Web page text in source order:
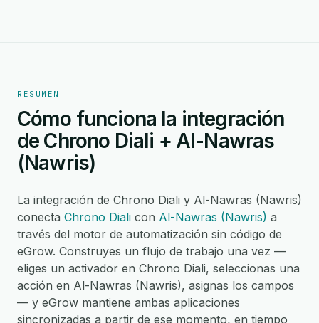
RESUMEN
Cómo funciona la integración
de Chrono Diali + Al-Nawras
(Nawris)
La integración de Chrono Diali y Al-Nawras (Nawris)
conecta Chrono Diali con Al-Nawras (Nawris) a
través del motor de automatización sin código de
eGrow. Construyes un flujo de trabajo una vez —
eliges un activador en Chrono Diali, seleccionas una
acción en Al-Nawras (Nawris), asignas los campos
— y eGrow mantiene ambas aplicaciones
sincronizadas a partir de ese momento, en tiempo